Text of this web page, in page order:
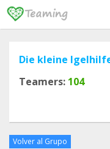
Die kleine
Teamers: 104
Volver al Grupo